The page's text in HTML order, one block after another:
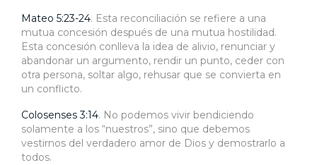
Mateo 5:23-24. Esta reconciliación se refiere a una
mutua concesión después de una mutua hostilidad.
Esta concesión conlleva la idea de alivio, renunciar y
abandonar un argumento, rendir un punto, ceder con
otra persona, soltar algo, rehusar que se convierta en
un conflicto.
Colosenses 3:14. No podemos vivir bendiciendo
solamente a los “nuestros”, sino que debemos
vestirnos del verdadero amor de Dios y demostrarlo a
todos.